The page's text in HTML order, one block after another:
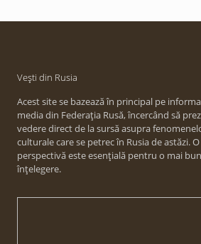
Vești din Rusia
Acest site se bazează în principal pe
media din Federația Rusă, încercând să
vedere direct de la sursă asupra
culturale care se petrec în Rusia de astăzi.
perspectivă este esențială pentru o mai
înțelegere.